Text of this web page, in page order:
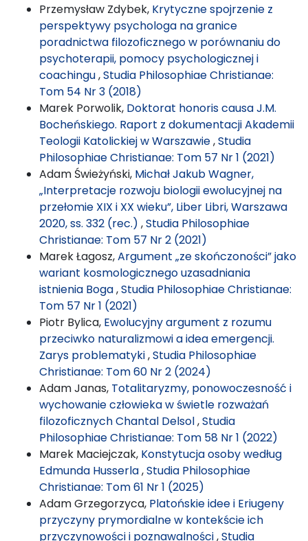
Przemysław Zdybek, Krytyczne spojrzenie z
perspektywy psychologa na granice
poradnictwa filozoficznego w porównaniu do
psychoterapii, pomocy psychologicznej i
coachingu,Studia Philosophiae Christianae:
Tom 54 Nr 3 (2018)
Marek Porwolik, Doktorat honoris causa J.M.
Bocheńskiego. Raport z dokumentacji Akademii
Teologii Katolickiej w Warszawie,Studia
Philosophiae Christianae: Tom 57 Nr 1 (2021)
Adam Świeżyński, Michał Jakub Wagner,
„Interpretacje rozwoju biologii ewolucyjnej na
przełomie XIX i XX wieku”, Liber Libri, Warszawa
2020, ss. 332 (rec.) ,Studia Philosophiae
Christianae: Tom 57 Nr 2 (2021)
Marek Łagosz,Argument „ze skończoności” jako
wariant kosmologicznego uzasadniania
istnienia Boga,Studia Philosophiae Christianae:
Tom 57 Nr 1 (2021)
Piotr Bylica, Ewolucyjny argument z rozumu
przeciwko naturalizmowi a idea emergencji.
Zarys problematyki,Studia Philosophiae
Christianae: Tom 60 Nr 2 (2024)
Adam Janas, Totalitaryzmy, ponowoczesność i
wychowanie człowieka w świetle rozważań
filozoficznych Chantal Delsol,Studia
Philosophiae Christianae: Tom 58 Nr 1 (2022)
Marek Maciejczak, Konstytucja osoby według
Edmunda Husserla,Studia Philosophiae
Christianae: Tom 61 Nr 1 (2025)
Adam Grzegorzyca, Platońskie idee i Eriugeny
przyczyny prymordialne w kontekście ich
przyczynowości i poznawalności,Studia